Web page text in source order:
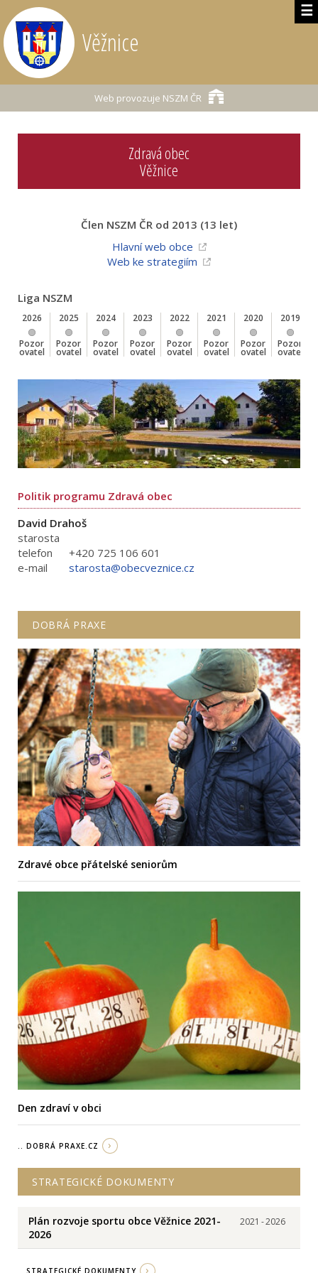
☰
Věžnice
Web provozuje NSZM ČR
Zdravá obec
Věžnice
Člen NSZM ČR od 2013 (13 let)
Hlavní web obce
Web ke strategiím
Liga NSZM
2026
Pozor
ovatel
2025
Pozor
ovatel
2024
Pozor
ovatel
2023
Pozor
ovatel
2022
Pozor
ovatel
2021
Pozor
ovatel
2020
Pozor
ovatel
2019
Pozor
ovatel
Politik programu Zdravá obec
David Drahoš
starosta
telefon
+420 725 106 601
e-mail
starosta@obecveznice.cz
DOBRÁ PRAXE
Zdravé obce přátelské seniorům
Den zdraví v obci
.. DOBRÁ PRAXE.CZ
STRATEGICKÉ DOKUMENTY
Plán rozvoje sportu obce Věžnice 2021-
2026
2021 -2026
.. STRATEGICKÉ DOKUMENTY